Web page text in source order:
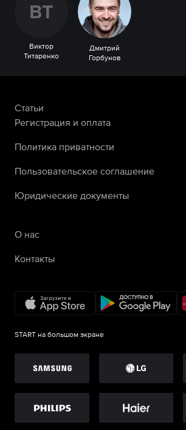
ВТ
Виктор
Титаренко
Дмитрий
Горбунов
Статьи
Регистрация и оплата
Политика приватности
Пользовательское соглашение
Юридические документы
О нас
Контакты
START на большом экране